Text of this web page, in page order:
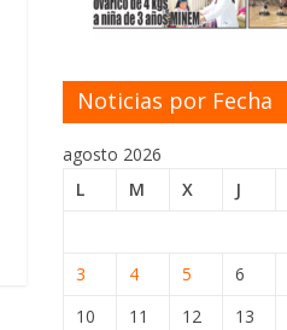
Noticias por Fecha
agosto 2026
L
M X J
3
4 5 6
10
11 12 13